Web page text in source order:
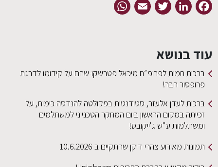
Facebook
LinkedIn
Twitter
Email
עוד בנושא
ברכות חמות לפרופ״ח מיכאל פטרשקו-שהם על קידומו לדרגת
פרופסור חבר!
ברכות לעדן אלעזר, סטודנטית בפקולטה להנדסה כימית, על
זכייתה במקום הראשון ביום המחקר הטכניוני למשתלמים
ומשתלמות ע"ש ג'ייקובס!
תמונות מאירוע צהרי דיקן שהתקיים ב 10.6.2026